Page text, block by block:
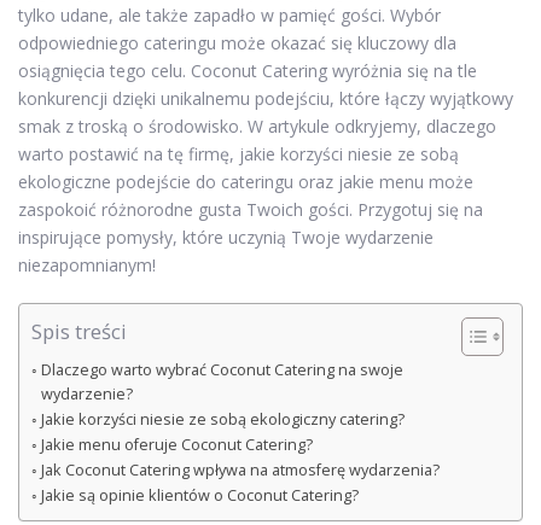
tylko udane, ale także zapadło w pamięć gości. Wybór
odpowiedniego cateringu może okazać się kluczowy dla
osiągnięcia tego celu. Coconut Catering wyróżnia się na tle
konkurencji dzięki unikalnemu podejściu, które łączy wyjątkowy
smak z troską o środowisko. W artykule odkryjemy, dlaczego
warto postawić na tę firmę, jakie korzyści niesie ze sobą
ekologiczne podejście do cateringu oraz jakie menu może
zaspokoić różnorodne gusta Twoich gości. Przygotuj się na
inspirujące pomysły, które uczynią Twoje wydarzenie
niezapomnianym!
Spis treści
Dlaczego warto wybrać Coconut Catering na swoje
wydarzenie?
Jakie korzyści niesie ze sobą ekologiczny catering?
Jakie menu oferuje Coconut Catering?
Jak Coconut Catering wpływa na atmosferę wydarzenia?
Jakie są opinie klientów o Coconut Catering?